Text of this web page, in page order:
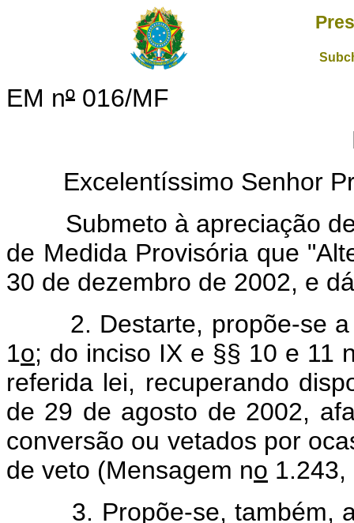
EM nº 016/MF
Excelentíssimo Senhor
Submeto à apreciação de
de Medida Provisória que
30 de dezembro de 2002, e
2. Destarte, propõe-se a
1o; do inciso IX e §§ 10 e 11
referida lei, recuperando
de 29 de agosto de 2002,
conversão ou vetados por
de veto (Mensagem no
3. Propõe-se, também, a